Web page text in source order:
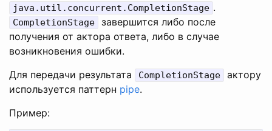
java.util.concurrent.CompletionStage .
CompletionStage
завершится либо после
получения от актора ответа, либо в случае
возникновения ошибки.
Для передачи результата
CompletionStage
актору
используется паттерн pipe.
Пример: